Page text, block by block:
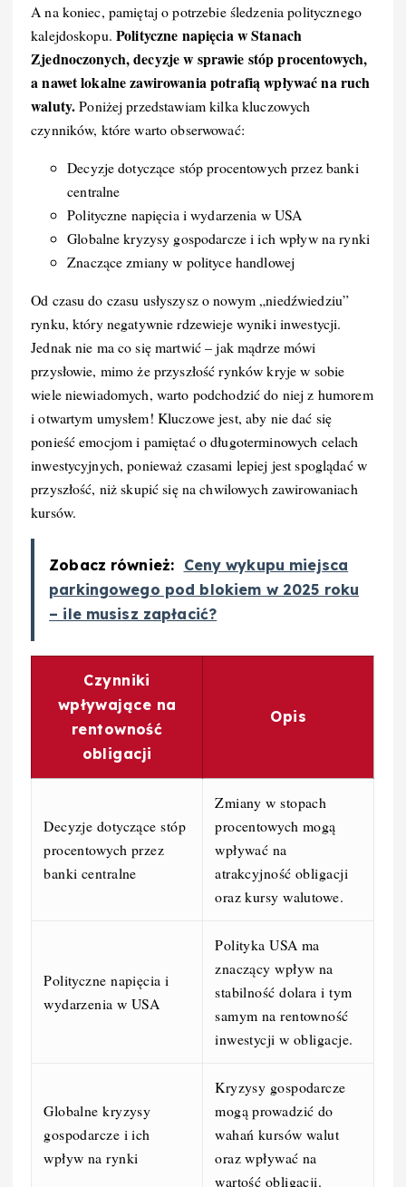
A na koniec, pamiętaj o potrzebie śledzenia politycznego
kalejdoskopu.Polityczne napięcia w Stanach
Zjednoczonych, decyzje w sprawie stóp procentowych,
a nawet lokalne zawirowania potrafią wpływać na ruch
waluty.Poniżej przedstawiam kilka kluczowych
czynników, które warto obserwować:
Decyzje dotyczące stóp procentowych przez banki
centralne
Polityczne napięcia i wydarzenia w USA
Globalne kryzysy gospodarcze i ich wpływ na rynki
Znaczące zmiany w polityce handlowej
Od czasu do czasu usłyszysz o nowym „niedźwiedziu”
rynku, który negatywnie rdzewieje wyniki inwestycji.
Jednak nie ma co się martwić – jak mądrze mówi
przysłowie, mimo że przyszłość rynków kryje w sobie
wiele niewiadomych, warto podchodzić do niej z humorem
i otwartym umysłem! Kluczowe jest, aby nie dać się
ponieść emocjom i pamiętać o długoterminowych celach
inwestycyjnych, ponieważ czasami lepiej jest spoglądać w
przyszłość, niż skupić się na chwilowych zawirowaniach
kursów.
Zobacz również: Ceny wykupu miejsca
parkingowego pod blokiem w 2025 roku
– ile musisz zapłacić?
Czynniki
wpływające na
rentowność
obligacji
Opis
Decyzje dotyczące stóp
procentowych przez
banki centralne
Zmiany w stopach
procentowych mogą
wpływać na
atrakcyjność obligacji
oraz kursy walutowe.
Polityczne napięcia i
wydarzenia w USA
Polityka USA ma
znaczący wpływ na
stabilność dolara i tym
samym na rentowność
inwestycji w obligacje.
Globalne kryzysy
gospodarcze i ich
wpływ na rynki
Kryzysy gospodarcze
mogą prowadzić do
wahań kursów walut
oraz wpływać na
wartość obligacji.